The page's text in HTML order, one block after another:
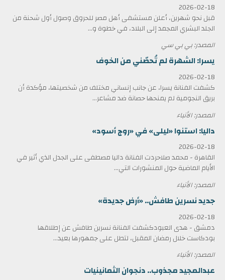
2026-02-18
قبل نحو شهرين، أعلن مستشفى أهل مصر للحروق وصول أول شحنة من
الجلد البشري المجمد إلى البلاد، في خطوة و...
المصدر: بي بي سي
يسرا: الشهرة لم تُحصّني من الخوف
2026-02-18
كشفت الفنانة يسرا، عن جانب إنساني مختلف من شخصيتها، مؤكدة أن
بريق النجومية لم يمنحها حصانة ضد مشاعر...
المصدر: الأنباء
داليا: استنوا «ليلى» في «روج أسود»
2026-02-18
القاهرة - محمد صلاحردت الفنانة داليا مصطفى على الجدل الذي أثير في
الأيام الماضية حول المنشورات التي...
المصدر: الأنباء
جديد نسرين طافش.. «أرض جديدة»
2026-02-18
دمشق - هدى العبودكشفت الفنانة نسرين طافش عن إطلاقها
بودكاست خلال رمضان المقبل، لتطل على جمهورها بعيد...
المصدر: الأنباء
عبدالمجيد مجذوب.. دنجوان الثمانينيات